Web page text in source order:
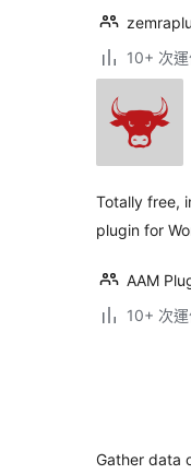
10+ 次
Totally free,
plugin for
AAM
10+ 次
Gather data